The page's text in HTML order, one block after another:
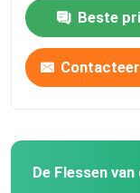
Beste
De Flessen